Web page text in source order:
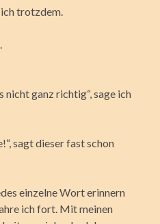
ich trotzdem.
nicht ganz richtig“, sage ich
sagt dieser fast schon
einzelne Wort erinnern
ich fort. Mit meinen